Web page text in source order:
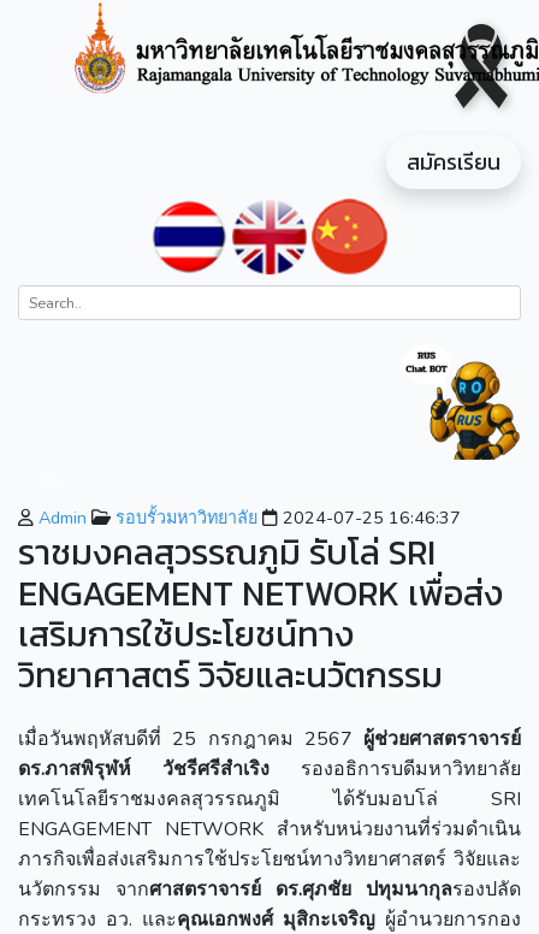
สมัครเรียน
Admin รอบรั้วมหาวิทยาลัย 2024-07-25 16:46:37
ราชมงคลสุวรรณภูมิ รับโล่ SRI
ENGAGEMENT NETWORK เพื่อส่ง
เสริมการใช้ประโยชน์ทาง
วิทยาศาสตร์ วิจัยและนวัตกรรม
เมื่อวันพฤหัสบดีที่ 25 กรกฎาคม 2567 ผู้ช่วยศาสตราจารย์
ดร.ภาสพิรุฬห์ วัชรีศรีสำเริง รองอธิการบดีมหาวิทยาลัย
เทคโนโลยีราชมงคลสุวรรณภูมิ ได้รับมอบโล่ SRI
ENGAGEMENT NETWORK สำหรับหน่วยงานที่ร่วมดำเนิน
ภารกิจเพื่อส่งเสริมการใช้ประโยชน์ทางวิทยาศาสตร์ วิจัยและ
นวัตกรรม จากศาสตราจารย์ ดร.ศุภชัย ปทุมนากุลรองปลัด
กระทรวง อว. และคุณเอกพงศ์ มุสิกะเจริญ ผู้อำนวยการกอง